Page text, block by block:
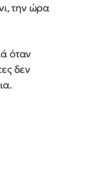
την ώρα
όταν
δεν